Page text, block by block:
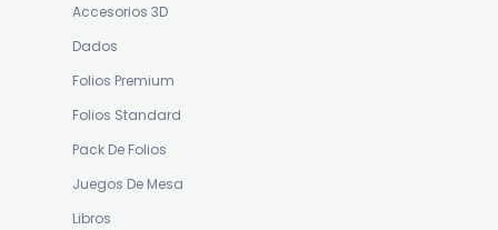
Accesorios 3D
Dados
Folios Premium
Folios Standard
Pack De Folios
Juegos De Mesa
Libros